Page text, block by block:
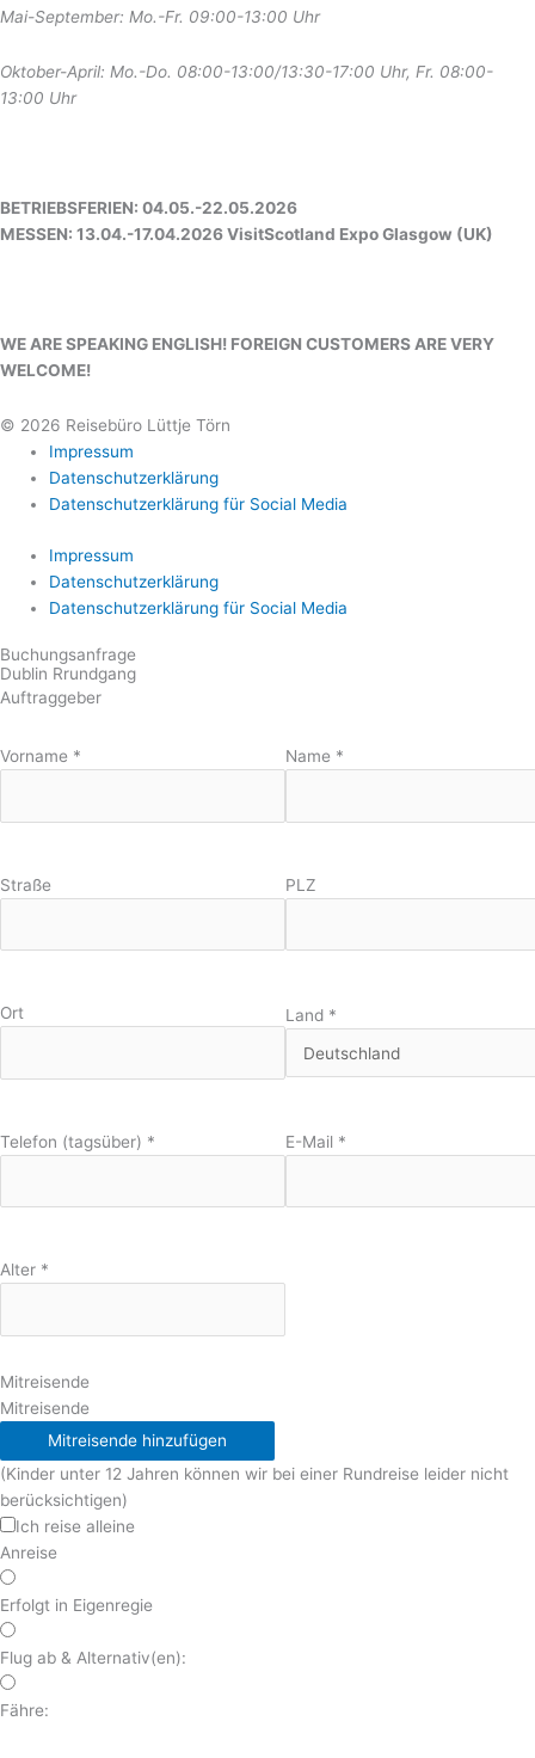
Mai-September: Mo.-Fr. 09:00-13:00 Uhr
Oktober-April: Mo.-Do. 08:00-13:00/13:30-17:00 Uhr, Fr. 08:00-
13:00 Uhr
BETRIEBSFERIEN: 04.05.-22.05.2026
MESSEN: 13.04.-17.04.2026 VisitScotland Expo Glasgow (UK)
WE ARE SPEAKING ENGLISH! FOREIGN CUSTOMERS ARE VERY
WELCOME!
© 2026 Reisebüro Lüttje Törn
Impressum
Datenschutzerklärung
Datenschutzerklärung für Social Media
Impressum
Datenschutzerklärung
Datenschutzerklärung für Social Media
Buchungsanfrage
Dublin Rrundgang
Auftraggeber
Vorname * Name *
Straße PLZ
Ort Land *
Telefon (tagsüber) * E-Mail *
Alter *
Mitreisende
Mitreisende
Mitreisende hinzufügen
(Kinder unter 12 Jahren können wir bei einer Rundreise leider nicht
berücksichtigen)
Ich reise alleine
Anreise
Erfolgt in Eigenregie
Flug ab & Alternativ(en):
Fähre: